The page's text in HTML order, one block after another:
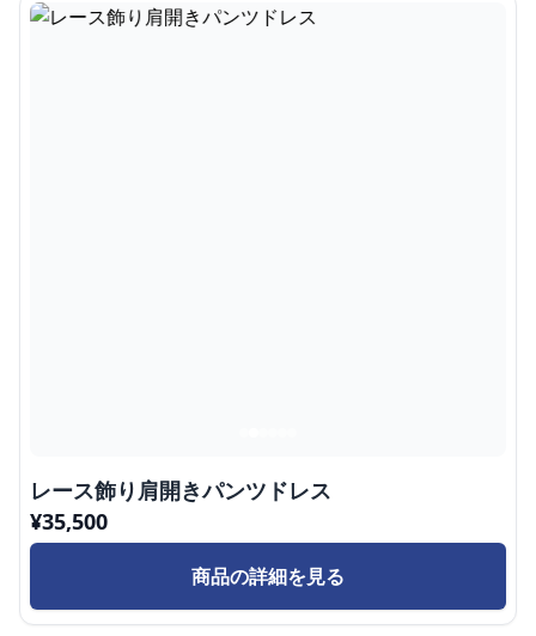
レース飾り肩開きパンツドレス
¥35,500
商品の詳細を見る